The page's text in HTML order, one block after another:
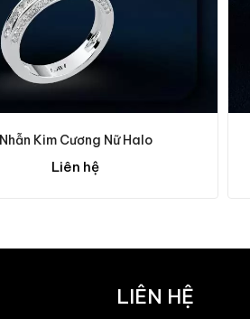
Nhẫn Kim Cương Nữ Halo
Liên hệ
LIÊN HỆ